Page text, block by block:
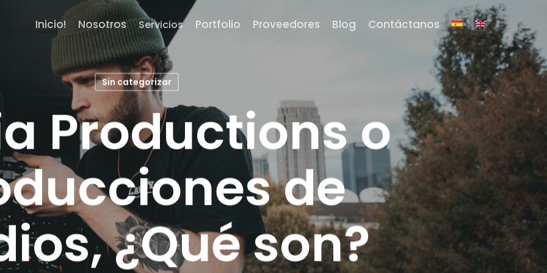
Inicio! Nosotros Servicios Portfolio Proveedores Blog Contáctanos
Sin categorizar
Productions o
de
¿Qué son?